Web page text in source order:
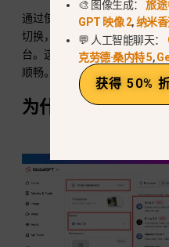
通过使用 GlobalGPT，创作
切换，GlobalGPT 是一个拥
台。这完全消除了单一工具
顺畅。.
为什么说多模式平
🎨 图像生成：旅
GPT 映像 2,纳米
💬 人工智能聊天：
克劳德·桑内特 5,
获得 50%